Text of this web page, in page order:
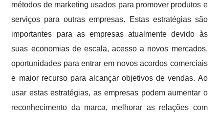
métodos de marketing usados para promover produtos e
serviços para outras empresas. Estas estratégias são
importantes para as empresas atualmente devido às
suas economias de escala, acesso a novos mercados,
oportunidades para entrar em novos acordos comerciais
e maior recurso para alcançar objetivos de vendas. Ao
usar estas estratégias, as empresas podem aumentar o
reconhecimento da marca, melhorar as relações com